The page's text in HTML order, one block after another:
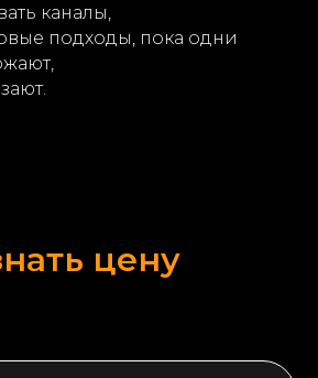
каналы,
подходы, пока одни
цену